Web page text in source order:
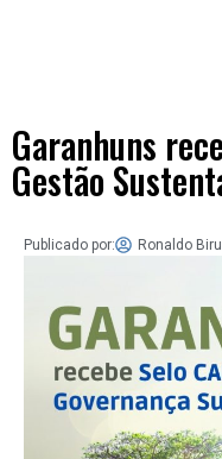
Garanhuns
Gestão
Publicado por: Ronaldo